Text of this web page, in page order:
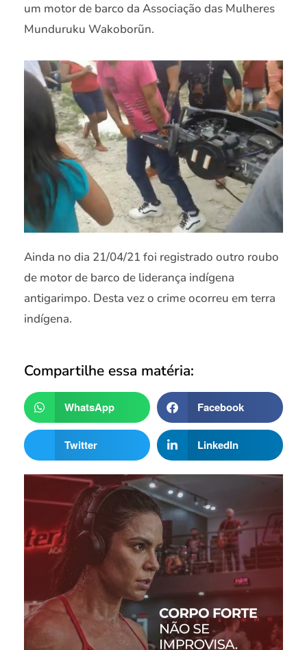
um motor de barco da Associação das Mulheres
Munduruku Wakoborũn.
Ainda no dia 21/04/21 foi registrado outro roubo
de motor de barco de liderança indígena
antigarimpo. Desta vez o crime ocorreu em terra
indígena.
Compartilhe essa matéria:
WhatsApp Facebook
Twitter LinkedIn